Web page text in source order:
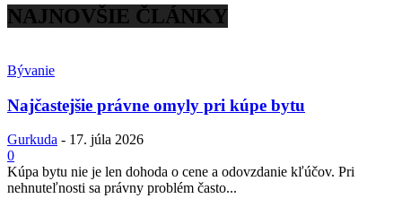
NAJNOVŠIE ČLÁNKY
Bývanie
Najčastejšie právne omyly pri kúpe bytu
Gurkuda - 17. júla 2026
0
Kúpa bytu nie je len dohoda o cene a odovzdanie kľúčov. Pri
nehnuteľnosti sa právny problém často...